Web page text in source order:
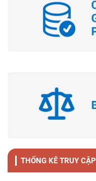
THỐNG KÊ TRUY CẬP